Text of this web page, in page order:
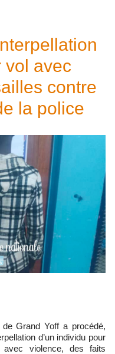
vol avec
contre
la police
d’un individu pour
violence, des faits